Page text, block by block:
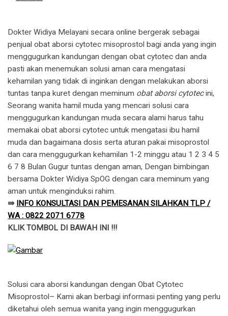
Dokter Widiya Melayani secara online bergerak sebagai
penjual obat aborsi cytotec misoprostol bagi anda yang ingin
menggugurkan kandungan dengan obat cytotec dan anda
pasti akan menemukan solusi aman cara mengatasi
kehamilan yang tidak di inginkan dengan melakukan aborsi
tuntas tanpa kuret dengan meminum obat aborsi cytotecini,
Seorang wanita hamil muda yang mencari solusi cara
menggugurkan kandungan muda secara alami harus tahu
memakai obat aborsi cytotec untuk mengatasi ibu hamil
muda dan bagaimana dosis serta aturan pakai misoprostol
dan cara menggugurkan kehamilan 1-2 minggu atau 1 2 3 4 5
6 7 8 Bulan Gugur tuntas dengan aman, Dengan bimbingan
bersama Dokter Widiya SpOG dengan cara meminum yang
aman untuk menginduksi rahim.
⇛ INFO KONSULTASI DAN PEMESANAN SILAHKAN TLP /
WA : 0822 2071 6778
KLIK TOMBOL DI BAWAH INI !!!
Solusi cara aborsi kandungan dengan Obat Cytotec
Misoprostol– Kami akan berbagi informasi penting yang perlu
diketahui oleh semua wanita yang ingin menggugurkan